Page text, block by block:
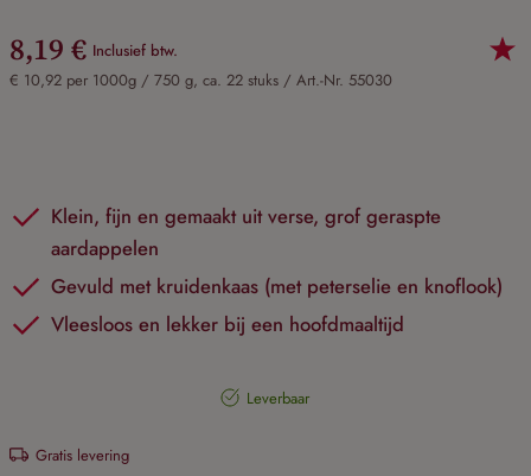
8,19 € Inclusief btw.
€ 10,92 per 1000g / 750 g, ca. 22 stuks / Art.-Nr. 55030
Klein, fijn en gemaakt uit verse, grof geraspte
aardappelen
Gevuld met kruidenkaas (met peterselie en knoflook)
Vleesloos en lekker bij een hoofdmaaltijd
Leverbaar
Gratis levering